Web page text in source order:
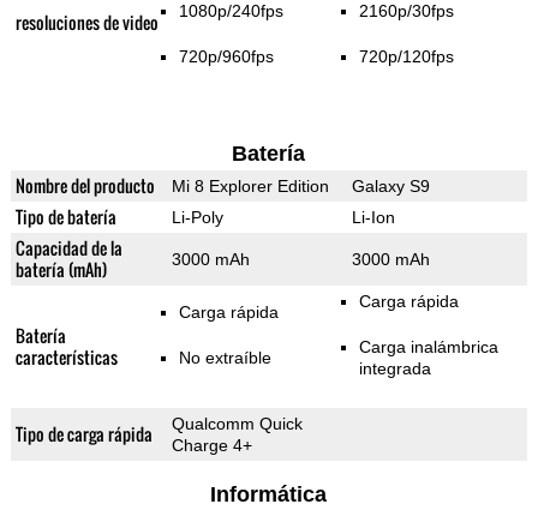
resoluciones de video 1080p/240fps
720p/960fps
2160p/30fps
720p/120fps
Batería
Nombre del producto Mi 8 Explorer Edition Galaxy S9
Tipo de batería Li-Poly Li-Ion
Capacidad de la
batería (mAh)
3000 mAh 3000 mAh
Batería
características
Carga rápida
No extraíble
Carga rápida
Carga inalámbrica
integrada
Tipo de carga rápida
Qualcomm Quick
Charge 4+
Informática